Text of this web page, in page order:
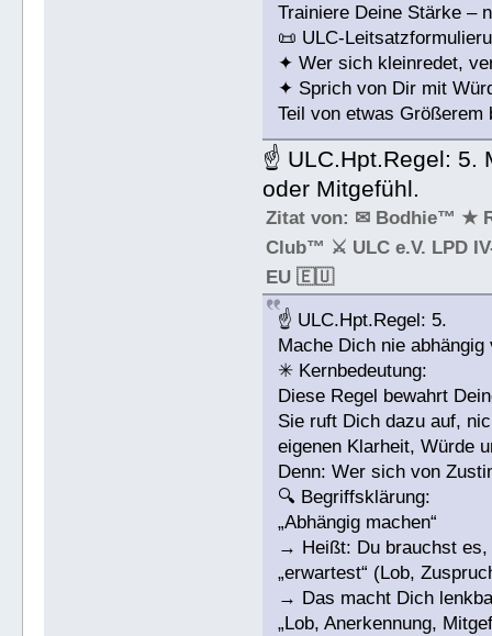
Trainiere Deine Stärke –
📜 ULC-
✦ Wer sich kleinredet,
✦ Sprich von Dir mit
Teil von etwas Größerem
☝ ULC.Hpt.Regel: 5.
oder Mitgefühl.
Zitat von: ✉ Bodhie™ ★
Club™ ⚔ ULC e.V. LPD
EU 🇪🇺
☝ ULC.Hpt.Regel: 5.
Mache Dich nie
✳ Kernbedeutung:
Diese Regel bewahrt
Sie ruft Dich dazu auf,
eigenen Klarheit, Würde
Denn: Wer sich von
🔍 Begriffsklärung:
„Abhängig machen“
→ Heißt: Du brauchst es,
„erwartest“ (Lob,
→ Das macht Dich
„Lob, Anerkennung,